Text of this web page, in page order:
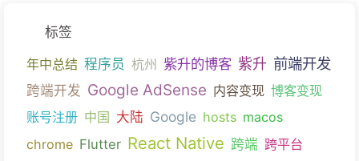
标签
年中总结 程序员 杭州 紫升的博客 紫升 前端开发
跨端开发 Google AdSense 内容变现 博客变现
账号注册 中国 大陆 Google hosts macos
chrome Flutter React Native 跨端 跨平台